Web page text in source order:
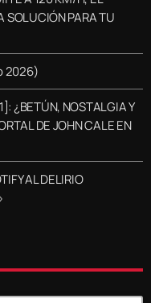
SOLUCIÓN PARA TU
2026)
¿BETÚN, NOSTALGIA Y
DE JOHN CALE EN
AL DELIRIO